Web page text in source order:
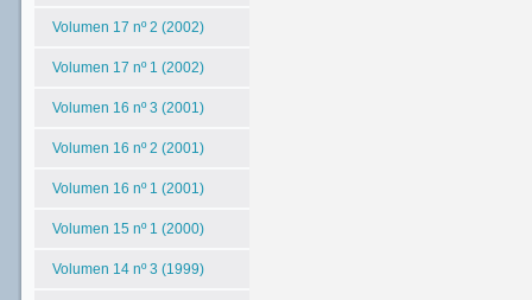
Volumen 17 nº 2 (2002)
Volumen 17 nº 1 (2002)
Volumen 16 nº 3 (2001)
Volumen 16 nº 2 (2001)
Volumen 16 nº 1 (2001)
Volumen 15 nº 1 (2000)
Volumen 14 nº 3 (1999)